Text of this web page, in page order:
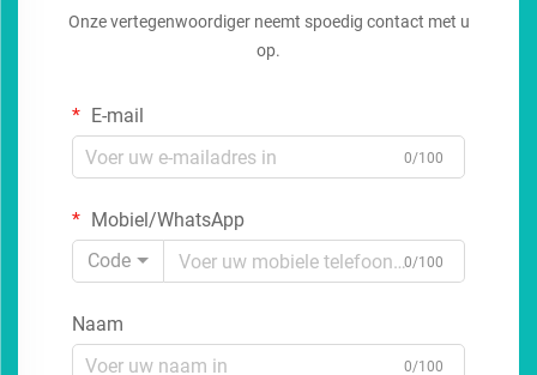
Onze vertegenwoordiger neemt spoedig contact met u
op.
E-mail
0/100
Mobiel/WhatsApp
Code
0/100
Naam
0/100